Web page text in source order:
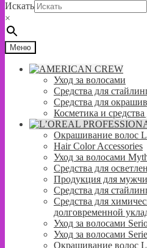
Искать
×
Меню
Уход за волосами
Средства для
Средства для
Косметика и средства
Окрашивание волос
Hair Color Accessories
Уход за волосами
Средства для
Продукция для
Средства для
Средства для
долговременной
Уход за волосами
Уход за волосами
Окрашивание волос